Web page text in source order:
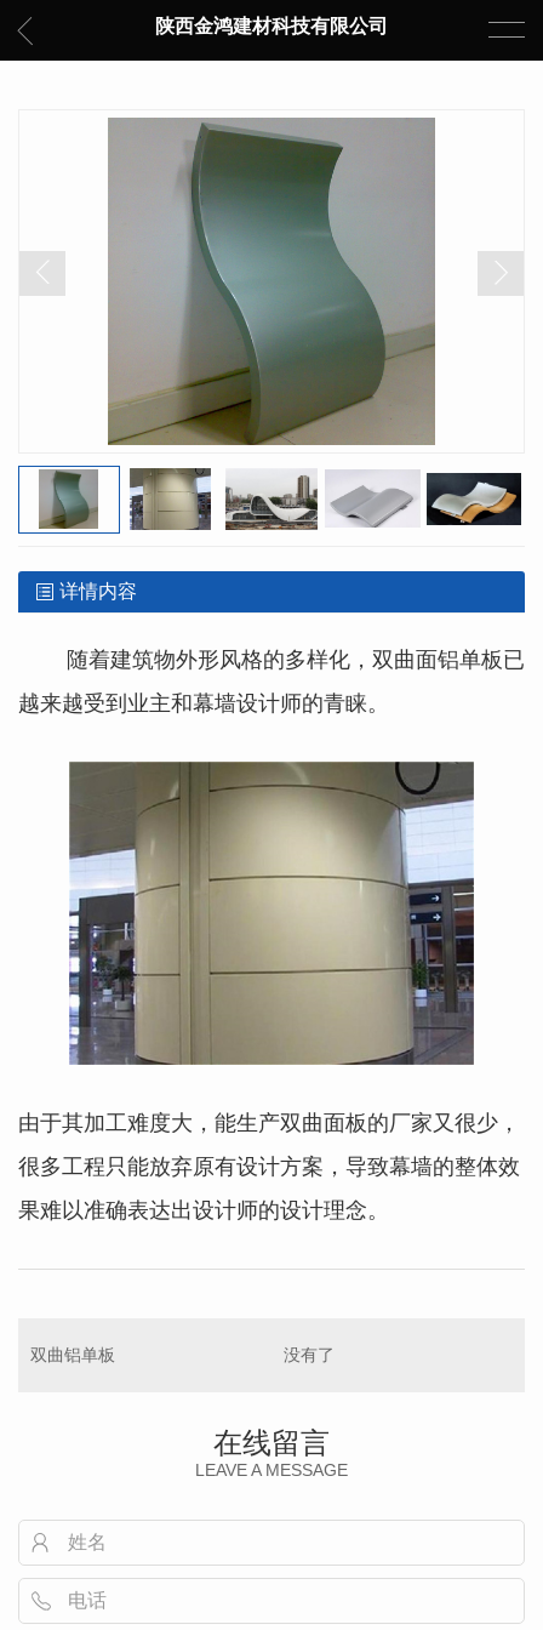
陕西金鸿建材科技有限公司
详情内容
随着建筑物外形风格的多样化，双曲面铝单板已
越来越受到业主和幕墙设计师的青睐。
由于其加工难度大，能生产双曲面板的厂家又很少，
很多工程只能放弃原有设计方案，导致幕墙的整体效
果难以准确表达出设计师的设计理念。
双曲铝单板 没有了
在线留言
LEAVE A MESSAGE